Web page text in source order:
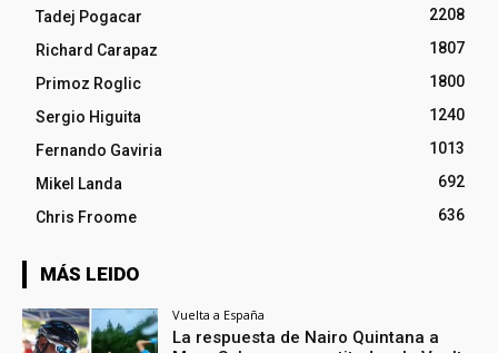
Tadej Pogacar
2208
Richard Carapaz
1807
Primoz Roglic
1800
Sergio Higuita
1240
Fernando Gaviria
1013
Mikel Landa
692
Chris Froome
636
MÁS LEIDO
Vuelta a España
La respuesta de Nairo Quintana a